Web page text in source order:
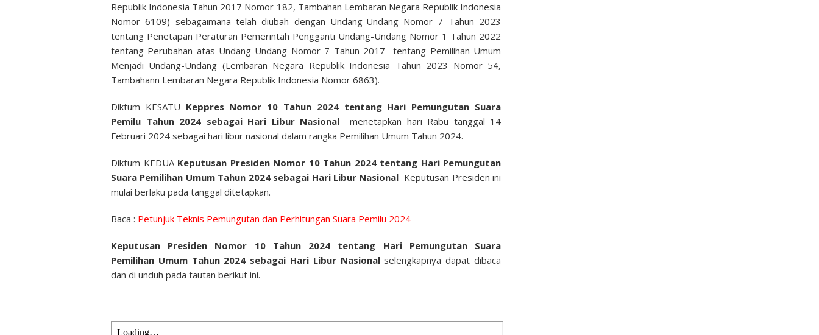
Republik Indonesia Tahun 2017 Nomor 182, Tambahan Lembaran Negara Republik Indonesia
Nomor 6109) sebagaimana telah diubah dengan Undang-Undang Nomor 7 Tahun 2023
tentang Penetapan Peraturan Pemerintah Pengganti Undang-Undang Nomor 1 Tahun 2022
tentang Perubahan atas Undang-Undang Nomor 7 Tahun 2017 tentang Pemilihan Umum
Menjadi Undang-Undang (Lembaran Negara Republik Indonesia Tahun 2023 Nomor 54,
Tambahann Lembaran Negara Republik Indonesia Nomor 6863).
Diktum KESATU Keppres Nomor 10 Tahun 2024 tentang Hari Pemungutan Suara
Pemilu Tahun 2024 sebagai Hari Libur Nasional menetapkan hari Rabu tanggal 14
Februari 2024 sebagai hari libur nasional dalam rangka Pemilihan Umum Tahun 2024.
Diktum KEDUA Keputusan Presiden Nomor 10 Tahun 2024 tentang Hari Pemungutan
Suara Pemilihan Umum Tahun 2024 sebagai Hari Libur Nasional Keputusan Presiden ini
mulai berlaku pada tanggal ditetapkan.
Baca : Petunjuk Teknis Pemungutan dan Perhitungan Suara Pemilu 2024
Keputusan Presiden Nomor 10 Tahun 2024 tentang Hari Pemungutan Suara
Pemilihan Umum Tahun 2024 sebagai Hari Libur Nasionalselengkapnya dapat dibaca
dan di unduh pada tautan berikut ini.